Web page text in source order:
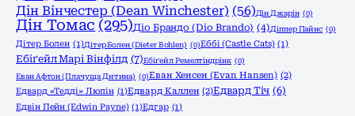
Дін Вінчестер (Dean Winchester) (56)Дін Джарін (0)
Дін Томас (295)Діо Брандо (Dio Brando) (4)Діппер Пайнс (0)
Дітер Болен (1)Дітер Болен (Dieter Bohlen) (0)Еббі (Castle Cats) (1)
Ебіґейл Марі Вінфілд (7)Ебіґейл Ремелтіндрінк (0)
Еван Афтон (Плачуща Дитина) (0)Еван Хенсен (Evan Hansen) (2)
Едвард «Тедді» Люпін (1)Едвард Каллен (2)Едвард Тіч (6)
Едвін Пейн (Edwin Payne) (1)Едгар (1)